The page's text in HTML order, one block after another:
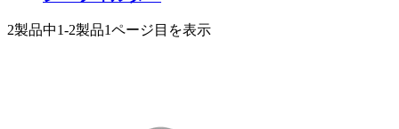
2製品中1-2製品1ページ目を表示